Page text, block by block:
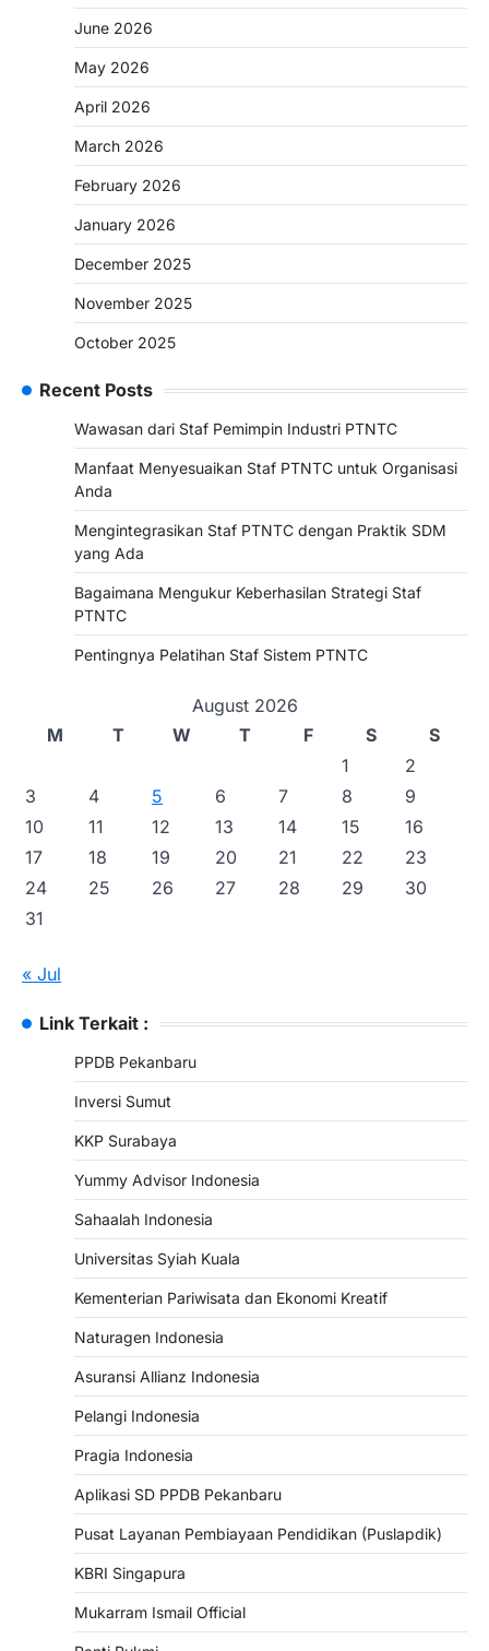
June 2026
May 2026
April 2026
March 2026
February 2026
January 2026
December 2025
November 2025
October 2025
Recent Posts
Wawasan dari Staf Pemimpin Industri PTNTC
Manfaat Menyesuaikan Staf PTNTC untuk Organisasi
Anda
Mengintegrasikan Staf PTNTC dengan Praktik SDM
yang Ada
Bagaimana Mengukur Keberhasilan Strategi Staf
PTNTC
Pentingnya Pelatihan Staf Sistem PTNTC
August 2026
M
T W T F S
S
1
2
3
4 5 6 7 8
9
10
11 12 13 14 15
16
17
18 19 20 21 22
23
24
25 26 27 28 29
30
31
« Jul
Link Terkait :
PPDB Pekanbaru
Inversi Sumut
KKP Surabaya
Yummy Advisor Indonesia
Sahaalah Indonesia
Universitas Syiah Kuala
Kementerian Pariwisata dan Ekonomi Kreatif
Naturagen Indonesia
Asuransi Allianz Indonesia
Pelangi Indonesia
Pragia Indonesia
Aplikasi SD PPDB Pekanbaru
Pusat Layanan Pembiayaan Pendidikan (Puslapdik)
KBRI Singapura
Mukarram Ismail Official